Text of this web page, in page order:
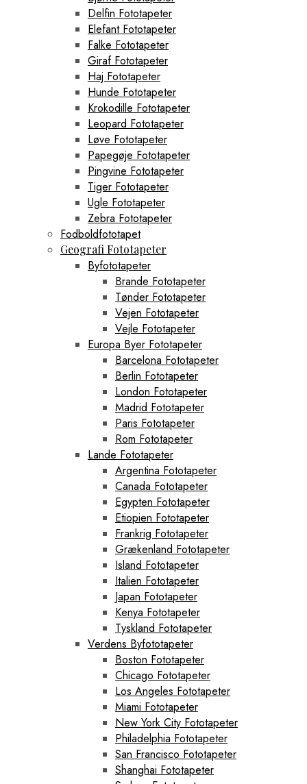
Delfin Fototapeter
Elefant Fototapeter
Falke Fototapeter
Giraf Fototapeter
Haj Fototapeter
Hunde Fototapeter
Krokodille Fototapeter
Leopard Fototapeter
Løve Fototapeter
Papegøje Fototapeter
Pingvine Fototapeter
Tiger Fototapeter
Ugle Fototapeter
Zebra Fototapeter
Fodboldfototapet
Geografi Fototapeter
Byfototapeter
Brande Fototapeter
Tønder Fototapeter
Vejen Fototapeter
Vejle Fototapeter
Europa Byer Fototapeter
Barcelona Fototapeter
Berlin Fototapeter
London Fototapeter
Madrid Fototapeter
Paris Fototapeter
Rom Fototapeter
Lande Fototapeter
Argentina Fototapeter
Canada Fototapeter
Egypten Fototapeter
Etiopien Fototapeter
Frankrig Fototapeter
Grækenland Fototapeter
Island Fototapeter
Italien Fototapeter
Japan Fototapeter
Kenya Fototapeter
Tyskland Fototapeter
Verdens Byfototapeter
Boston Fototapeter
Chicago Fototapeter
Los Angeles Fototapeter
Miami Fototapeter
New York City Fototapeter
Philadelphia Fototapeter
San Francisco Fototapeter
Shanghai Fototapeter